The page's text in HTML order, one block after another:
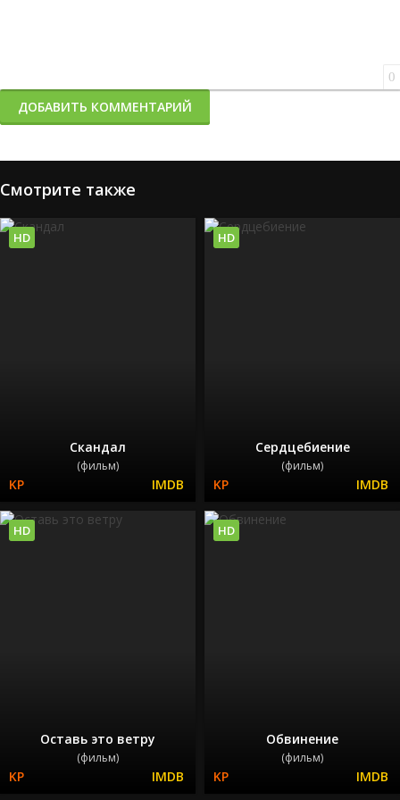
0
ДОБАВИТЬ КОММЕНТАРИЙ
Смотрите также
Скандал
(фильм)
HD
Сердцебиение
(фильм)
HD
Оставь это ветру
(фильм)
HD
Обвинение
(фильм)
HD